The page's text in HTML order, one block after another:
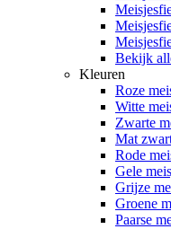
Bekijk
Kleuren
Roze
Witte
Zwarte
Mat
Rode
Gele
Grijze
Groene
Paarse